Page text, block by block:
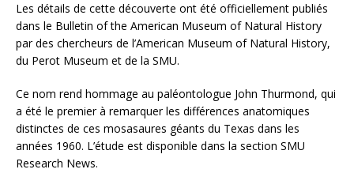
Les détails de cette découverte ont été officiellement publiés
dans le Bulletin of the American Museum of Natural History
par des chercheurs de l’American Museum of Natural History,
du Perot Museum et de la SMU.
Ce nom rend hommage au paléontologue John Thurmond, qui
a été le premier à remarquer les différences anatomiques
distinctes de ces mosasaures géants du Texas dans les
années 1960. L’étude est disponible dans la section SMU
Research News.